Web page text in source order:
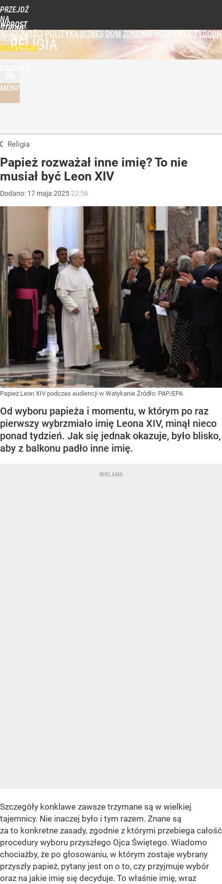
PRZEJDŹ
NA
STRONĘ
GŁÓWNĄ
WPROST
WIADOMOŚCI POLITYKA BIZNES DOM ZDROWIE ROZRYWKA
MENU
RELIGIA
Religia
Papież rozważał inne imię? To nie
musiał być Leon XIV
Dodano: 17 maja 2025 22:56
Papież Leon XIV podczas audiencji w Watykanie Źródło: PAP/EPA
Od wyboru papieża i momentu, w którym po raz
pierwszy wybrzmiało imię Leona XIV, minął nieco
ponad tydzień. Jak się jednak okazuje, było blisko,
aby z balkonu padło inne imię.
Szczegóły konklawe zawsze trzymane są w wielkiej
tajemnicy. Nie inaczej było i tym razem. Znane są
za to konkretne zasady, zgodnie z którymi przebiega całość
procedury wyboru przyszłego Ojca Świętego. Wiadomo
chociażby, że po głosowaniu, w którym zostaje wybrany
przyszły papież, pytany jest on o to, czy przyjmuje wybór
oraz na jakie imię się decyduje. To właśnie imię, wraz